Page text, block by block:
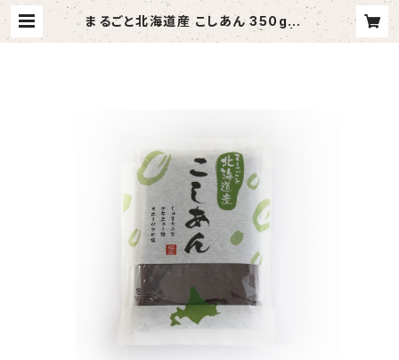
まるごと北海道産 こしあん 350g｜し
ゅまり小豆・無添加・あんこ好きに | 福